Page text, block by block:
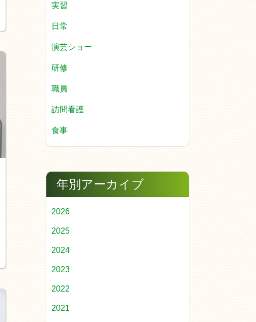
実習
日常
演芸ショー
研修
職員
訪問看護
食事
年別アーカイブ
2026
2025
2024
2023
2022
2021